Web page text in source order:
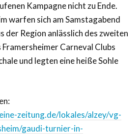
Kampagne nicht zu Ende.
warfen sich am Samstagabend
der Region anlässlich des zweiten
Carneval Clubs
und legten eine heiße Sohle
zeitung.de/lokales/alzey/vg-
gaudi-turnier-in-